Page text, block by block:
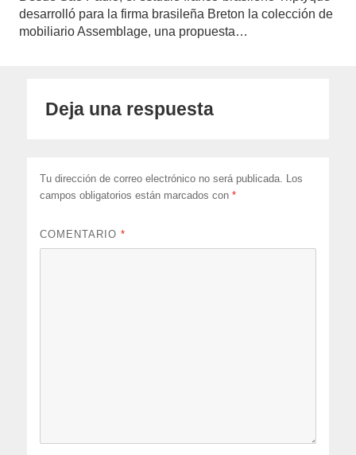
desarrolló para la firma brasileña Breton la colección de
mobiliario Assemblage, una propuesta…
Deja una respuesta
Tu dirección de correo electrónico no será publicada.
Los
campos obligatorios están marcados con*
COMENTARIO*